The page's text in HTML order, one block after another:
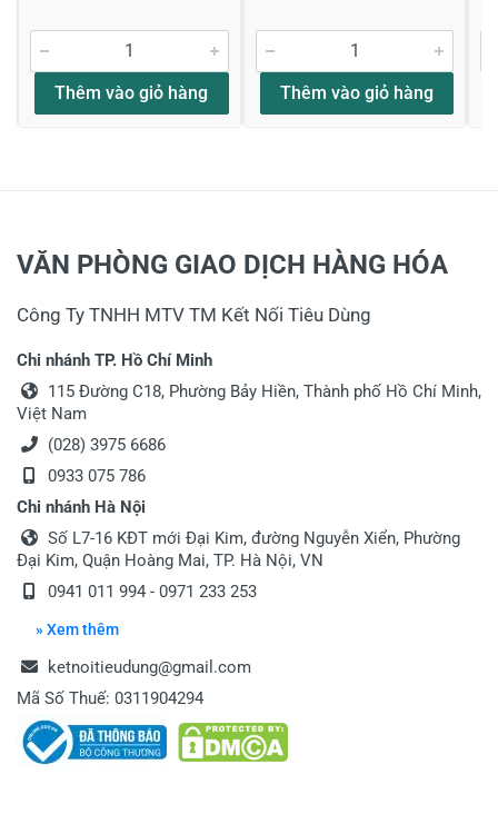
Thêm vào giỏ hàng Thêm vào giỏ hàng
VĂN PHÒNG GIAO DỊCH HÀNG HÓA
Công Ty TNHH MTV TM Kết Nối Tiêu Dùng
Chi nhánh TP. Hồ Chí Minh
115 Đường C18, Phường Bảy Hiền, Thành phố Hồ Chí Minh,
Việt Nam
(028) 3975 6686
0933 075 786
Chi nhánh Hà Nội
Số L7-16 KĐT mới Đại Kim, đường Nguyễn Xiển, Phường
Đại Kim, Quận Hoàng Mai, TP. Hà Nội, VN
0941 011 994 - 0971 233 253
» Xem thêm
ketnoitieudung@gmail.com
Mã Số Thuế: 0311904294